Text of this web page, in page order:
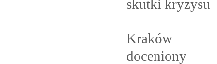
skutki kryzysu
Kraków
doceniony